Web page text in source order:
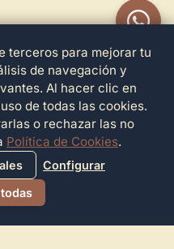
terceros para mejorar tu
de navegación y
Al hacer clic en
de todas las cookies.
o rechazar las no
Política de Cookies.
Configurar